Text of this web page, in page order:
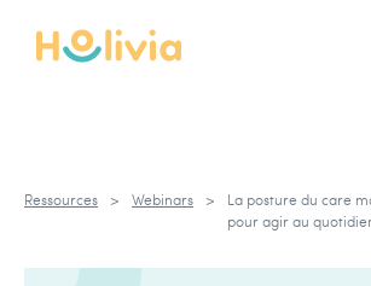
Ressources > Webinars >
La posture du care
pour agir au